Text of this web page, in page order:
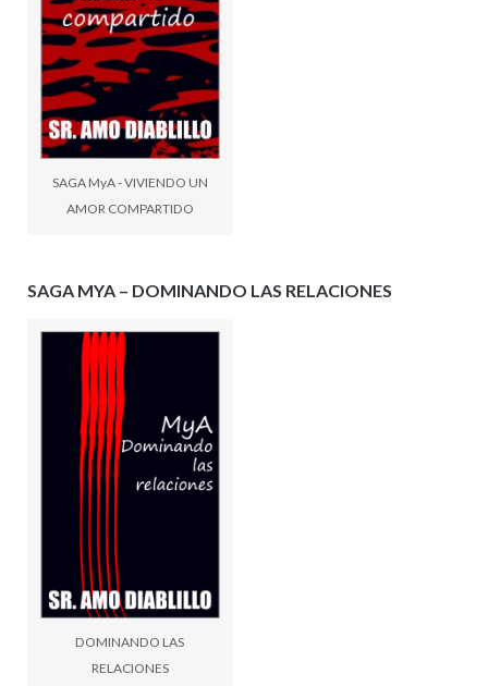
SAGA MyA - VIVIENDO UN
AMOR COMPARTIDO
SAGA MYA – DOMINANDO LAS RELACIONES
DOMINANDO LAS
RELACIONES